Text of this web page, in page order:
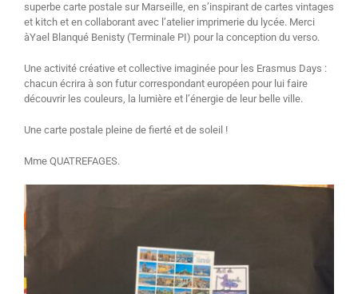
superbe carte postale sur Marseille, en s’inspirant de cartes vintages
et kitch et en collaborant avec l’atelier imprimerie du lycée. Merci
àYael Blanqué Benisty (Terminale PI) pour la conception du verso.
Une activité créative et collective imaginée pour les Erasmus Days :
chacun écrira à son futur correspondant européen pour lui faire
découvrir les couleurs, la lumière et l’énergie de leur belle ville.
Une carte postale pleine de fierté et de soleil !
Mme QUATREFAGES.